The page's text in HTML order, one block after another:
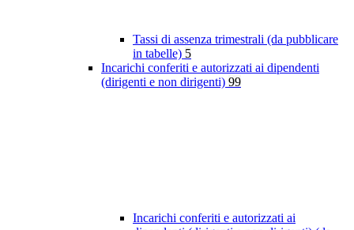
Tassi di assenza trimestrali (da pubblicare
in tabelle) 5
Incarichi conferiti e autorizzati ai dipendenti
(dirigenti e non dirigenti) 99
Incarichi conferiti e autorizzati ai